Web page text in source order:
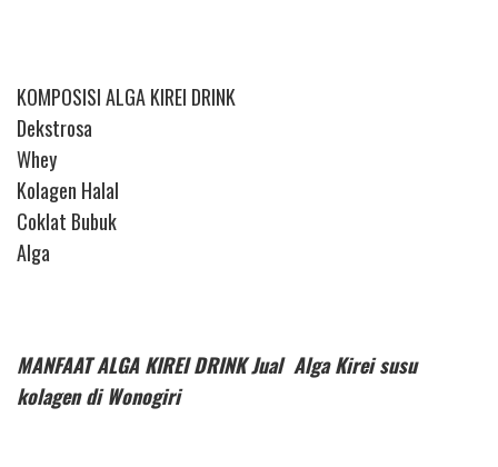
KOMPOSISI ALGA KIREI DRINK
Dekstrosa
Whey
Kolagen Halal
Coklat Bubuk
Alga
MANFAAT ALGA KIREI DRINK Jual Alga Kirei susu
kolagen di Wonogiri